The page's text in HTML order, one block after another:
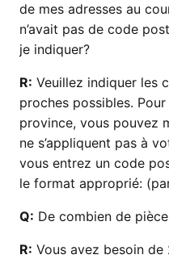
de mes adresses au
n’avait pas de code
je indiquer?
R: Veuillez indiquer les
proches possibles.
province, vous pouvez
ne s’appliquent pas à
vous entrez un code
le format approprié:
Q: De combien de
R: Vous avez besoin de